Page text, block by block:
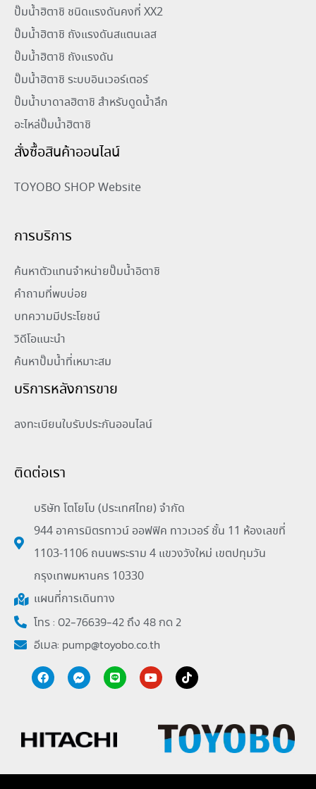
ปั๊มน้ำฮิตาชิ ชนิดแรงดันคงที่ XX2
ปั๊มน้ำฮิตาชิ ถังแรงดันสแตนเลส
ปั๊มน้ำฮิตาชิ ถังแรงดัน
ปั๊มน้ำฮิตาชิ ระบบอินเวอร์เตอร์
ปั๊มน้ำบาดาลฮิตาชิ สำหรับดูดน้ำลึก
อะไหล่ปั๊มน้ำฮิตาชิ
สั่งซื้อสินค้าออนไลน์
TOYOBO SHOP Website
การบริการ
ค้นหาตัวแทนจำหน่ายปั๊มน้ำอิตาชิ
คำถามที่พบบ่อย
บทความมีประโยชน์
วิดีโอแนะนำ
ค้นหาปั๊มน้ำที่เหมาะสม
บริการหลังการขาย
ลงทะเบียนใบรับประกันออนไลน์
ติดต่อเรา
บริษัท โตโยโบ (ประเทศไทย) จำกัด
944 อาคารมิตรทาวน์ ออฟฟิค ทาวเวอร์ ชั้น 11 ห้องเลขที่
1103-1106 ถนนพระราม 4 แขวงวังใหม่ เขตปทุมวัน
กรุงเทพมหานคร 10330
แผนที่การเดินทาง
โทร : 02-76639-42 ถึง 48 กด 2
อีเมล: pump@toyobo.co.th